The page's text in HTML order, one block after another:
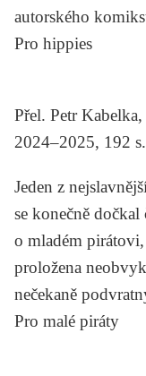
autorského
Pro hippies
Přel. Petr
2024–2025, 192 s.
Jeden z
se konečně dočkal
o mladém
proložena
nečekaně
Pro malé piráty